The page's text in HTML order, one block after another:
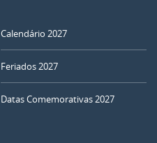
Calendário 2027
Feriados 2027
Datas Comemorativas 2027